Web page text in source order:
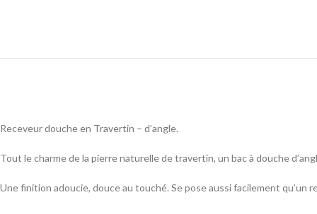
Receveur douche en Travertin – d’angle.
Tout le charme de la pierre naturelle de travertin, un bac à douche
Une finition adoucie, douce au touché. Se pose aussi facilement qu’un